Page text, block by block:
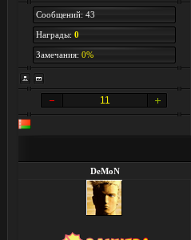
Сообщений: 43
Награды: 0
Замечания: 0%
11
DeMoN